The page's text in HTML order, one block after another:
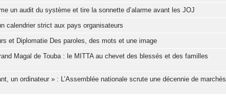
un audit du système et tire la sonnette d’alarme avant les JOJ
calendrier strict aux pays organisateurs
et Diplomatie Des paroles, des mots et une image
Magal de Touba : le MITTA au chevet des blessés et des familles
un ordinateur » : L’Assemblée nationale scrute une décennie de marchés